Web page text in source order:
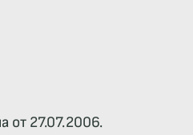
от 27.07.2006.